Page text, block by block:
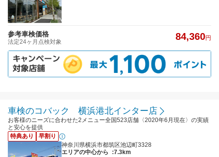
参考車検価格
法定24ヶ月点検対象 84,360円
車検のコバック 横浜港北インター店
お客様のニーズに合わせた2メニュー全国523店舗〈2020年6月現在〉の実績
と安心を提供
特典あり
早割り
神奈川県横浜市都筑区池辺町3328
エリアの中心から
:7.3km